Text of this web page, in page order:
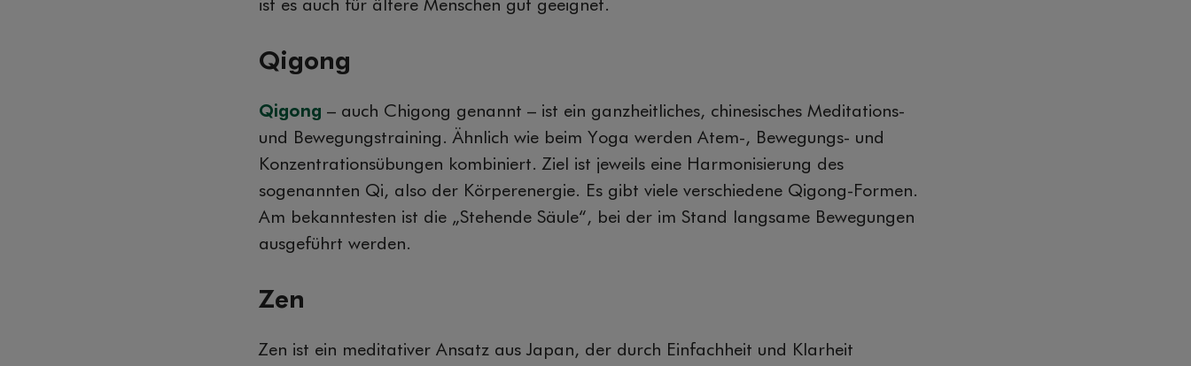
ist es auch für ältere Menschen gut geeignet.
Qigong
Qigong – auch Chigong genannt – ist ein ganzheitliches, chinesisches Meditations-
und Bewegungstraining. Ähnlich wie beim Yoga werden Atem-, Bewegungs- und
Konzentrationsübungen kombiniert. Ziel ist jeweils eine Harmonisierung des
sogenannten Qi, also der Körperenergie. Es gibt viele verschiedene Qigong-Formen.
Am bekanntesten ist die „Stehende Säule“, bei der im Stand langsame Bewegungen
ausgeführt werden.
Zen
Zen ist ein meditativer Ansatz aus Japan, der durch Einfachheit und Klarheit